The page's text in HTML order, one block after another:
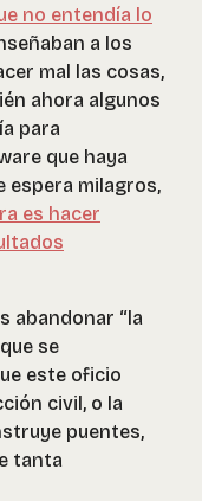
no entendía lo
a los
mal las cosas,
ahora algunos
para
que haya
espera milagros,
es hacer
abandonar “la
se
este oficio
civil, o la
puentes,
tanta